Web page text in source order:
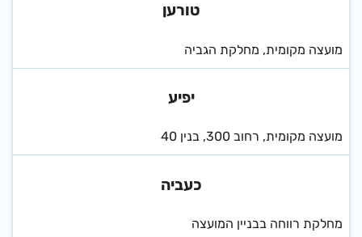
טורען
מועצה מקומית, מחלקת הגביה
יפיע
מועצה מקומית, רחוב 300, בנין 40
כעביה
מחלקת רווחה בבניין המועצה